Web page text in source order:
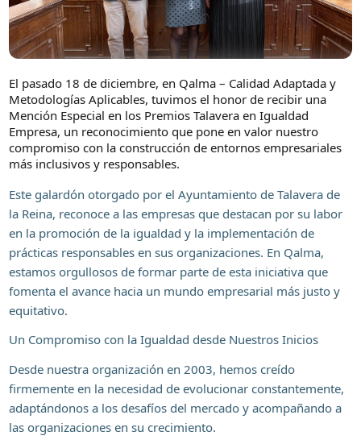
El pasado 18 de diciembre, en Qalma – Calidad Adaptada y
Metodologías Aplicables, tuvimos el honor de recibir una
Mención Especial en los Premios Talavera en Igualdad
Empresa, un reconocimiento que pone en valor nuestro
compromiso con la construcción de entornos empresariales
más inclusivos y responsables.
Este galardón otorgado por el Ayuntamiento de Talavera de
la Reina, reconoce a las empresas que destacan por su labor
en la promoción de la igualdad y la implementación de
prácticas responsables en sus organizaciones. En Qalma,
estamos orgullosos de formar parte de esta iniciativa que
fomenta el avance hacia un mundo empresarial más justo y
equitativo.
Un Compromiso con la Igualdad desde Nuestros Inicios
Desde nuestra organización en 2003, hemos creído
firmemente en la necesidad de evolucionar constantemente,
adaptándonos a los desafíos del mercado y acompañando a
las organizaciones en su crecimiento.